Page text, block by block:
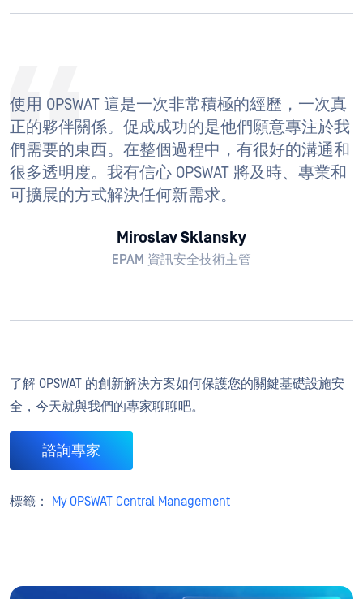
使用 OPSWAT 這是一次非常積極的經歷，一次真
正的夥伴關係。促成成功的是他們願意專注於我
們需要的東西。在整個過程中，有很好的溝通和
很多透明度。我有信心 OPSWAT 將及時、專業和
可擴展的方式解決任何新需求。
Miroslav Sklansky
EPAM 資訊安全技術主管
了解 OPSWAT 的創新解決方案如何保護您的關鍵基礎設施安
全，今天就與我們的專家聊聊吧。
諮詢專家
標籤： My OPSWAT Central Management